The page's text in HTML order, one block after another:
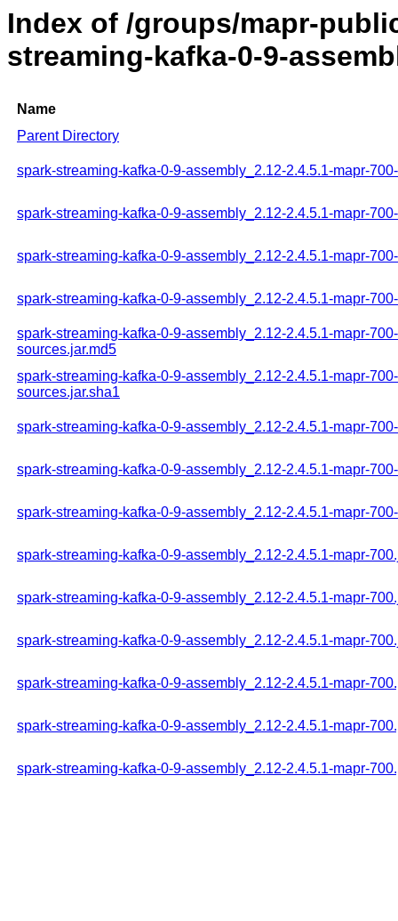
Index of /groups/mapr-
streaming-kafka-0-9-
Name
Parent Directory
spark-streaming-kafka-0-9-assembly_2.12-2.4.5.1-mapr-
spark-streaming-kafka-0-9-assembly_2.12-2.4.5.1-mapr-
spark-streaming-kafka-0-9-assembly_2.12-2.4.5.1-mapr-
spark-streaming-kafka-0-9-assembly_2.12-2.4.5.1-mapr-
spark-streaming-kafka-0-9-assembly_2.12-2.4.5.1-mapr-
sources.jar.md5
spark-streaming-kafka-0-9-assembly_2.12-2.4.5.1-mapr-
sources.jar.sha1
spark-streaming-kafka-0-9-assembly_2.12-2.4.5.1-mapr-
spark-streaming-kafka-0-9-assembly_2.12-2.4.5.1-mapr-
spark-streaming-kafka-0-9-assembly_2.12-2.4.5.1-mapr-
spark-streaming-kafka-0-9-assembly_2.12-2.4.5.1-mapr-
spark-streaming-kafka-0-9-assembly_2.12-2.4.5.1-mapr-
spark-streaming-kafka-0-9-assembly_2.12-2.4.5.1-mapr-
spark-streaming-kafka-0-9-assembly_2.12-2.4.5.1-mapr-
spark-streaming-kafka-0-9-assembly_2.12-2.4.5.1-mapr-
spark-streaming-kafka-0-9-assembly_2.12-2.4.5.1-mapr-